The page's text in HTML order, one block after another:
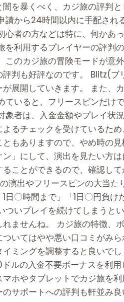
を暴くべく、カジ旅の評判
から24時間以内に手配され
者の方などは特に、何かあ
利用するプレイヤーの評判
のカジ旅の冒険モードが意
判も好評なのです。 Blitz(
展開していきます。 また、
いると、フリースピンだけ
者は、入金金額やプレイ状
るチェックを受けているた
もありますので、やめ時の
」にして、演出を見たい方
ことができるので、確認し
演出やフリースピンの大当
〇時間まで」「1日〇円負
いプレイを続けてしまうと
ませんね。 カジ旅の特徴、
いてはやや悪い口コミがみ
ミングを調整すると良いで
ルの入金不要ボーナスを利
ホやタブレットでカジ旅を
サポートへの評判も軒並み